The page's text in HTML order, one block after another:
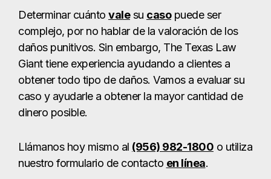
Determinar cuánto valesu casopuede ser
complejo, por no hablar de la valoración de los
daños punitivos. Sin embargo, The Texas Law
Giant tiene experiencia ayudando a clientes a
obtener todo tipo de daños. Vamos a evaluar su
caso y ayudarle a obtener la mayor cantidad de
dinero posible.
Llámanos hoy mismo al (956) 982-1800 o utiliza
nuestro formulario de contacto en línea.